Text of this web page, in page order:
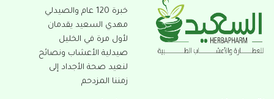
خبرة 120 عام والصيدلي
مهدي السعيد يقدمان
لأول مرة في الخليل
صيدلية الأعشاب ونصائح
لنعيد صحة الأجداد إلى
زمننا المزدحم